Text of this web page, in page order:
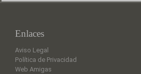
Enlaces
Aviso Legal
Política de Privacidad
Web Amigas